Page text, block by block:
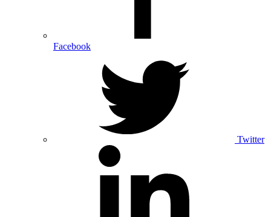
Facebook
Twitter